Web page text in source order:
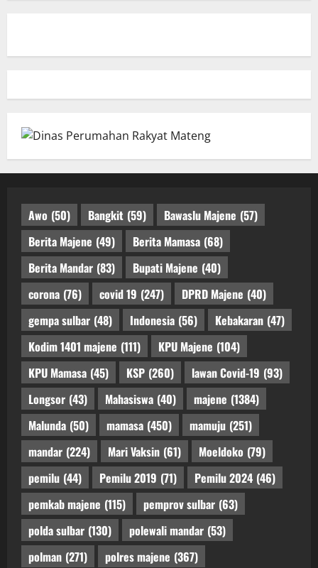
Awo (50) Bangkit (59) Bawaslu Majene (57)
Berita Majene (49) Berita Mamasa (68)
Berita Mandar (83) Bupati Majene (40)
corona (76) covid 19 (247) DPRD Majene (40)
gempa sulbar (48) Indonesia (56) Kebakaran (47)
Kodim 1401 majene (111) KPU Majene (104)
KPU Mamasa (45) KSP (260) lawan Covid-19 (93)
Longsor (43) Mahasiswa (40) majene (1384)
Malunda (50) mamasa (450) mamuju (251)
mandar (224) Mari Vaksin (61) Moeldoko (79)
pemilu (44) Pemilu 2019 (71) Pemilu 2024 (46)
pemkab majene (115) pemprov sulbar (63)
polda sulbar (130) polewali mandar (53)
polman (271) polres majene (367)